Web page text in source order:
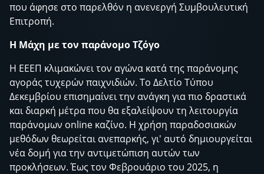
που άφησε στο παρελθόν η ανενεργή Συμβουλευτική
Επιτροπή.
Η Μάχη με τον παράνομο Τζόγο
Η ΕΕΕΠ κλιμακώνει τον αγώνα κατά της παράνομης
αγοράς τυχερών παιχνιδιών. Το Δελτίο Τύπου
Δεκεμβρίου επισημαίνει την ανάγκη για πιο δραστικά
και διαρκή μέτρα που θα εξαλείψουν τη λειτουργία
παράνομων online καζίνο. Η χρήση παραδοσιακών
μεθόδων θεωρείται ανεπαρκής, γι' αυτό δημιουργείται
νέα δομή για την αντιμετώπιση αυτών των
προκλήσεων. Έως τον Φεβρουάριο του 2025, η